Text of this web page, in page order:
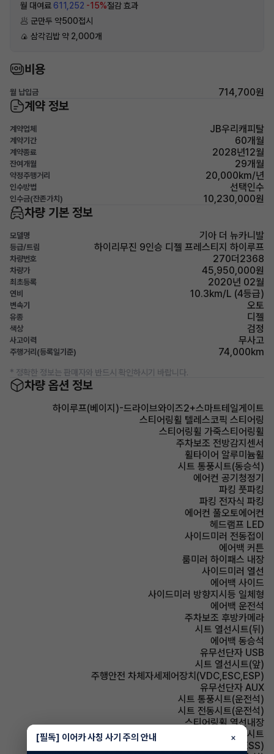
월 대여료 611,252 -15%절감 효과
🥟 군만두 약500접시
🍙 삼각김밥 약 2,000개
비용
월 납입금 714,700원
계약 정보
계약업체 JB우리캐피탈
계약기간 60개월
계약종료 2028년12월
잔여개월 29개월
약정주행거리 20,000km/년
인수방법 선택인수
인수금(잔존가치) 10,230,000원
차량 기본 정보
모델명 기아 더 뉴카니발
등급/트림 하이리무진 9인승 디젤 프레스티지 하이루프
차량번호 270더2368
차량가 45,950,000원
최초등록 2020년 02월
연비 10.3km/L (4등급)
변속기 오토
유종 디젤
색상 검정
사고이력 무사고
주행거리(등록일기준) 74,000km
* 정확한 정보는 판매자와 반드시 확인하시기 바랍니다.
차량 옵션 정보
하이루프(베이지)-드라이브와이즈2+스마트테일게이트
스티어링휠 텔레스코픽 스티어링
스티어링휠 가죽스티어링휠
주차보조 전방감지센서
휠타이어 알루미늄휠
시트 통풍시트(동승석)
에어컨 공기청정기
파킹 풋파킹
파킹 전자식 파킹
에어컨 풀오토에어컨
헤드램프 LED
사이드미러 전동접이
에어백 커튼
룸미러 하이패스 내장
사이드미러 열선
에어백 사이드
사이드미러 방향지시등 일체형
에어백 운전석
주차보조 후방카메라
시트 열선시트(뒤)
에어백 동승석
유무선단자 USB
시트 열선시트(앞)
주행안전 차체자세제어장치(VDC,ESC,ESP)
유무선단자 AUX
시트 통풍시트(운전석)
시트 전동시트(운전석)
스티어링휠 열선내장
시트 인조가죽시트
주행안전 급제동경보시스템(ESS)
[필독] 이어카 사칭 사기 주의 안내 ×